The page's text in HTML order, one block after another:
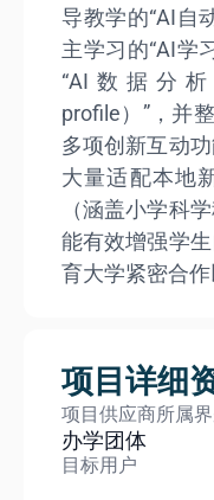
导教学的“AI自
主学习的“AI学
“AI数据分
profile）”，并
多项创新互动
大量适配本地
（涵盖小学科
能有效增强学
育大学紧密合作
项目详细
项目供应商所属界
办学团体
目标用户